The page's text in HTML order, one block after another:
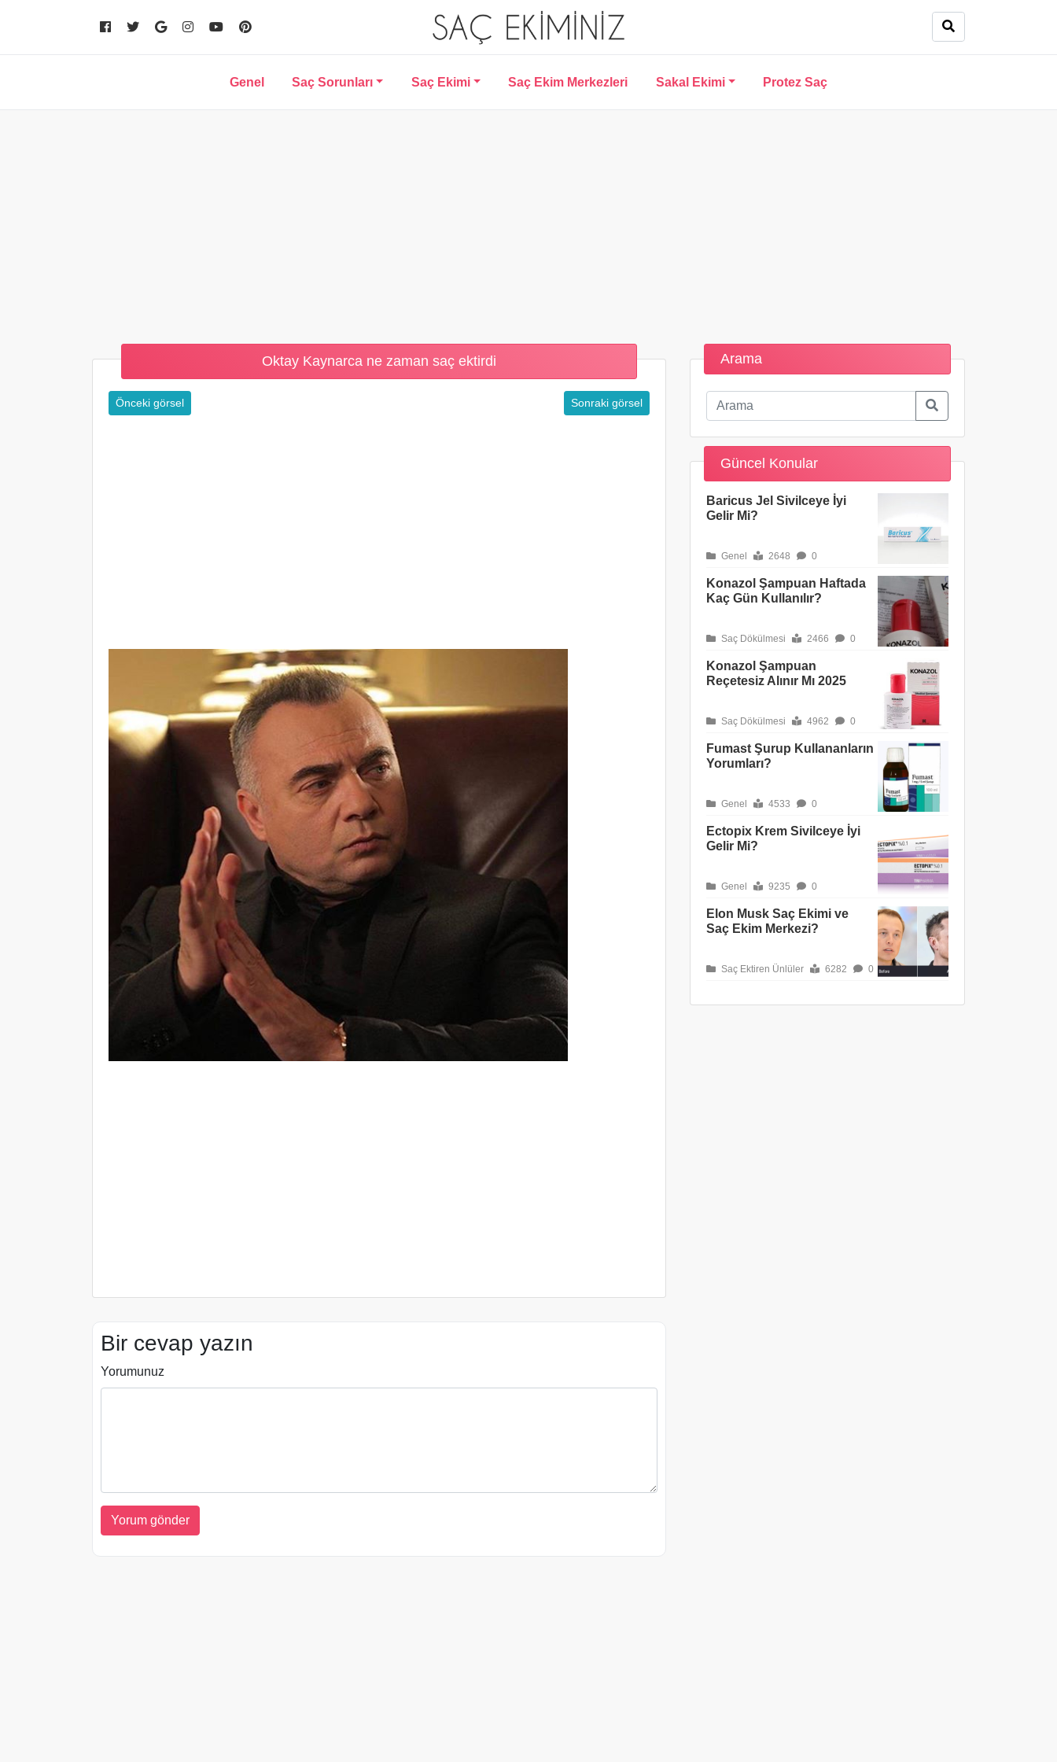
Genel Saç Sorunları Saç Ekimi Saç Ekim Merkezleri Sakal Ekimi Protez Saç
Oktay Kaynarca ne zaman saç ektirdi
Önceki görsel Sonraki görsel
Bir cevap yazın
Yorumunuz
Arama
Güncel Konular
Baricus Jel Sivilceye İyi
Gelir Mi?
Genel 2648 0
Konazol Şampuan Haftada
Kaç Gün Kullanılır?
Saç Dökülmesi 2466 0
Konazol Şampuan
Reçetesiz Alınır Mı 2025
Saç Dökülmesi 4962 0
Fumast Şurup Kullananların
Yorumları?
Genel 4533 0
Ectopix Krem Sivilceye İyi
Gelir Mi?
Genel 9235 0
Elon Musk Saç Ekimi ve
Saç Ekim Merkezi?
Saç Ektiren Ünlüler 6282 0